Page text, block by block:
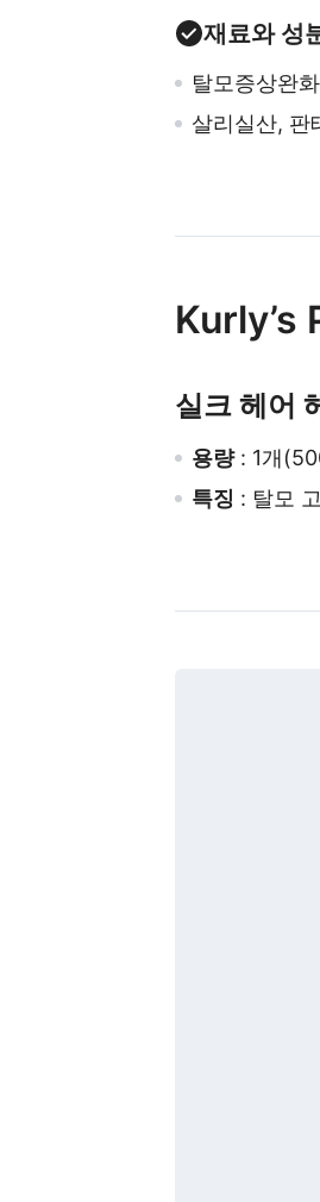
재료와 성
탈모증상완
살리실산, 판
Kurly’s
실크 헤어
용량: 1개
특징 : 탈모